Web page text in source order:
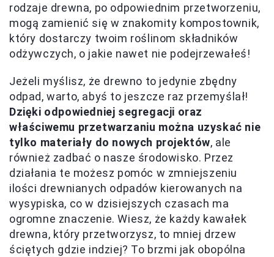
rodzaje drewna, po odpowiednim przetworzeniu,
mogą zamienić się w znakomity kompostownik,
który dostarczy twoim roślinom składników
odżywczych, o jakie nawet nie podejrzewałeś!
Jeżeli myślisz, że drewno to jedynie zbędny
odpad, warto, abyś to jeszcze raz przemyślał!
Dzięki odpowiedniej segregacji oraz
właściwemu przetwarzaniu można uzyskać nie
tylko materiały do nowych projektów, ale
również zadbać o nasze środowisko. Przez
działania te możesz pomóc w zmniejszeniu
ilości drewnianych odpadów kierowanych na
wysypiska, co w dzisiejszych czasach ma
ogromne znaczenie. Wiesz, że każdy kawałek
drewna, który przetworzysz, to mniej drzew
ściętych gdzie indziej? To brzmi jak obopólna